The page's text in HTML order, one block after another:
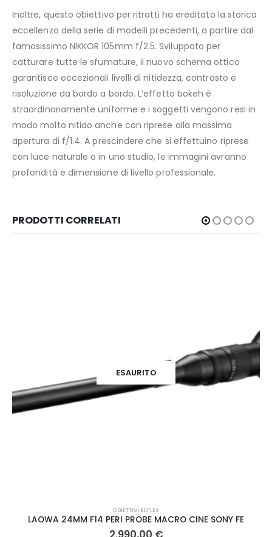
Inoltre, questo obiettivo per ritratti ha ereditato la storica
eccellenza della serie di modelli precedenti, a partire dal
famosissimo NIKKOR 105mm f/2.5. Sviluppato per
catturare tutte le sfumature, il nuovo schema ottico
garantisce eccezionali livelli di nitidezza, contrasto e
risoluzione da bordo a bordo. L’effetto bokeh è
straordinariamente uniforme e i soggetti vengono resi in
modo molto nitido anche con riprese alla massima
apertura di f/1.4. A prescindere che si effettuino riprese
con luce naturale o in uno studio, le immagini avranno
profondità e dimensione di livello professionale.
PRODOTTI CORRELATI
ESAURITO
OBIETTIVI REFLEX
LAOWA 24MM F14 PERI PROBE MACRO CINE SONY FE